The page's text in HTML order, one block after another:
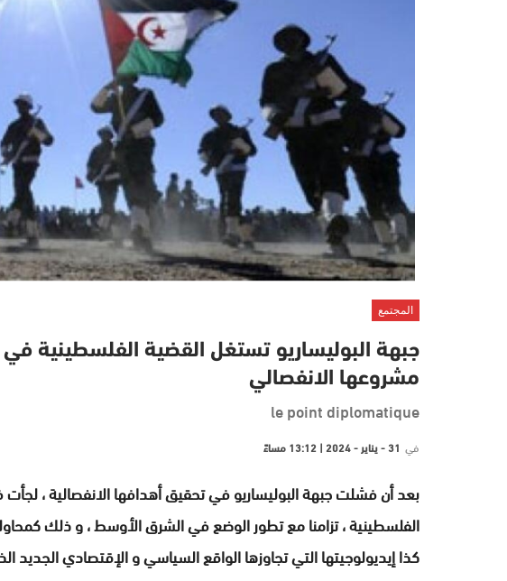
المجتمع
جبهة البوليساريو تستغل القضية الفلسطينية في
مشروعها الانفصالي
le point diplomatique
في 31 - يناير - 2024 | 13:12 مساءً
بعد أن فشلت جبهة البوليساريو في تحقيق أهدافها الانفصالية ،
الفلسطينية ، تزامنا مع تطور الوضع في الشرق الأوسط ، و ذلك
كذا إيديولوجيتها التي تجاوزها الواقع السياسي و الإقتصادي الجديد